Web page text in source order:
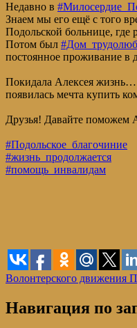
Недавно в
Знаем мы его ещё с того
Подольской больнице,
Потом был
постоянное проживание в
Покидала Алексея
появилась мечта купить
Друзья! Давайте поможем
#Подольское_благочиние
#жизнь_продолжается
#помощь_инвалидам
Волонтерского движения
Навигация по